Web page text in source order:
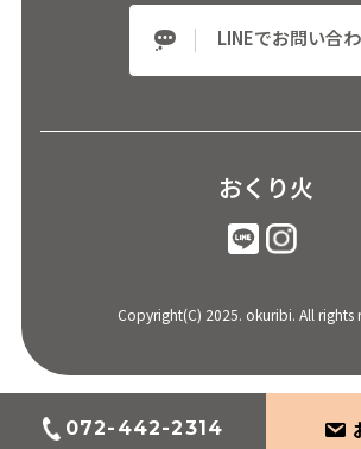
LINEでお問い合
おくり火
Copyright(C) 2025. okuribi. All rights
072-442-2314